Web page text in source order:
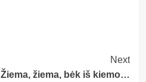
Next
Žiema, žiema, bėk iš kiemo…